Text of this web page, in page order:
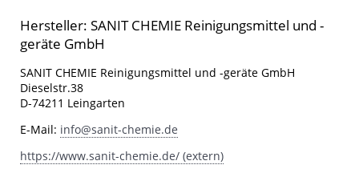
Hersteller: SANIT CHEMIE Reinigungsmittel und -
geräte GmbH
SANIT CHEMIE Reinigungsmittel und -geräte GmbH
Dieselstr.38
D-74211 Leingarten
E-Mail: info@sanit-chemie.de
https://www.sanit-chemie.de/ (extern)